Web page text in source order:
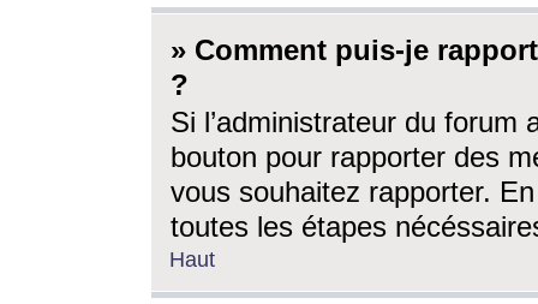
» Comment puis-je
?
Si l’administrateur du forum
bouton pour rapporter des
vous souhaitez rapporter.
toutes les étapes
Haut